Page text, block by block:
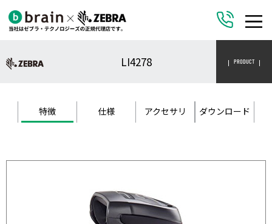
LI4278 PRODUCT
特徴 仕様 アクセサリ ダウンロード